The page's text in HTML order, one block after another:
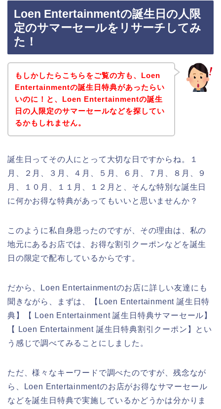
Loen Entertainmentの誕生日の人限
定のサマーセールをリサーチしてみ
た！
もしかしたらこちらをご覧の方も、Loen
Entertainmentの誕生日特典があったらい
いのに！と、Loen Entertainmentの誕生
日の人限定のサマーセールなどを探してい
るかもしれません。
誕生日ってその人にとって大切な日ですからね。１
月、２月、３月、４月、５月、６月、７月、８月、９
月、１０月、１１月、１２月と、そんな特別な誕生日
に何かお得な特典があってもいいと思いませんか？
このように私自身思ったのですが、その理由は、私の
地元にあるお店では、お得な割引クーポンなどを誕生
日の限定で配布しているからです。
だから、Loen Entertainmentのお店に詳しい友達にも
聞きながら、まずは、【Loen Entertainment 誕生日特
典】【 Loen Entertainment 誕生日特典サマーセール】
【 Loen Entertainment 誕生日特典割引クーポン】とい
う感じで調べてみることにしました。
ただ、様々なキーワードで調べたのですが、残念なが
ら、Loen Entertainmentのお店がお得なサマーセール
などを誕生日特典で実施しているかどうかは分かりま